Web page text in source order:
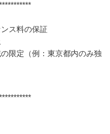
ス料の保証
限定（例：東京都内のみ独